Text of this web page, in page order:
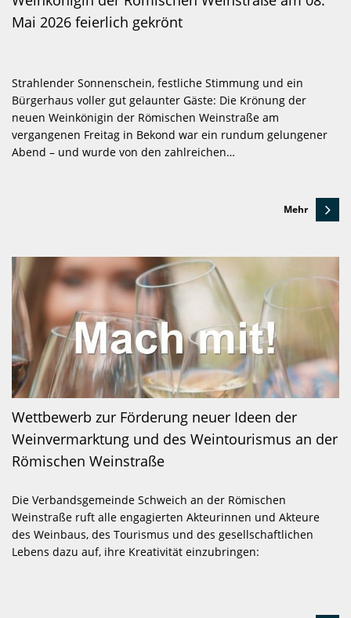
Mai 2026 feierlich gekrönt
Strahlender Sonnenschein, festliche Stimmung und ein
Bürgerhaus voller gut gelaunter Gäste: Die Krönung der
neuen Weinkönigin der Römischen Weinstraße am
vergangenen Freitag in Bekond war ein rundum gelungener
Abend – und wurde von den zahlreichen…
Mehr
Wettbewerb zur Förderung neuer Ideen der
Weinvermarktung und des Weintourismus an der
Römischen Weinstraße
Die Verbandsgemeinde Schweich an der Römischen
Weinstraße ruft alle engagierten Akteurinnen und Akteure
des Weinbaus, des Tourismus und des gesellschaftlichen
Lebens dazu auf, ihre Kreativität einzubringen: